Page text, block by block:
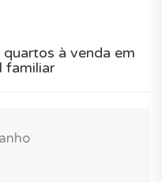
à venda em
familiar